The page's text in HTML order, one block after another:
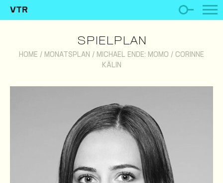
VTR
SPIELPLAN
HOME / MONATSPLAN / MICHAEL ENDE: MOMO / CORINNE
KÄLIN